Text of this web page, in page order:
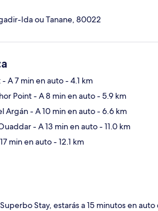
Ida ou Tanane, 80022
- A 7 min en auto- 4.1 km
Point- A 8 min en auto- 5.9 km
Argán- A 10 min en auto- 6.6 km
- A 13 min en auto- 11.0 km
min en auto- 12.1 km
Stay, estarás a 15 minutos en